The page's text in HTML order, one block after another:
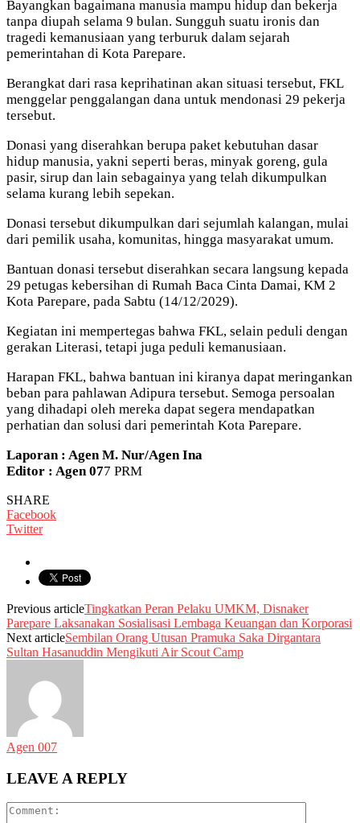
Bayangkan bagaimana manusia mampu hidup dan bekerja
tanpa diupah selama 9 bulan. Sungguh suatu ironis dan
tragedi kemanusiaan yang terburuk dalam sejarah
pemerintahan di Kota Parepare.
Berangkat dari rasa keprihatinan akan situasi tersebut, FKL
menggelar penggalangan dana untuk mendonasi 29 pekerja
tersebut.
Donasi yang diserahkan berupa paket kebutuhan dasar
hidup manusia, yakni seperti beras, minyak goreng, gula
pasir, sirup dan lain sebagainya yang telah dikumpulkan
selama kurang lebih sepekan.
Donasi tersebut dikumpulkan dari sejumlah kalangan, mulai
dari pemilik usaha, komunitas, hingga masyarakat umum.
Bantuan donasi tersebut diserahkan secara langsung kepada
29 petugas kebersihan di Rumah Baca Cinta Damai, KM 2
Kota Parepare, pada Sabtu (14/12/2029).
Kegiatan ini mempertegas bahwa FKL, selain peduli dengan
gerakan Literasi, tetapi juga peduli kemanusiaan.
Harapan FKL, bahwa bantuan ini kiranya dapat meringankan
beban para pahlawan Adipura tersebut. Semoga persoalan
yang dihadapi oleh mereka dapat segera mendapatkan
perhatian dan solusi dari pemerintah Kota Parepare.
Laporan : Agen M. Nur/Agen Ina
Editor : Agen 077 PRM
SHARE
Facebook
Twitter
Previous articleTingkatkan Peran Pelaku UMKM, Disnaker
Parepare Laksanakan Sosialisasi Lembaga Keuangan dan Korporasi
Next articleSembilan Orang Utusan Pramuka Saka Dirgantara
Sultan Hasanuddin Mengikuti Air Scout Camp
Agen 007
LEAVE A REPLY